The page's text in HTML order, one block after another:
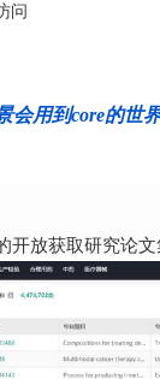
问
会用到core的世
放获取研究论